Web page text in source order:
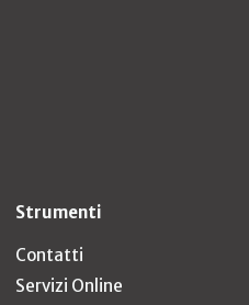
Strumenti
Contatti
Servizi Online